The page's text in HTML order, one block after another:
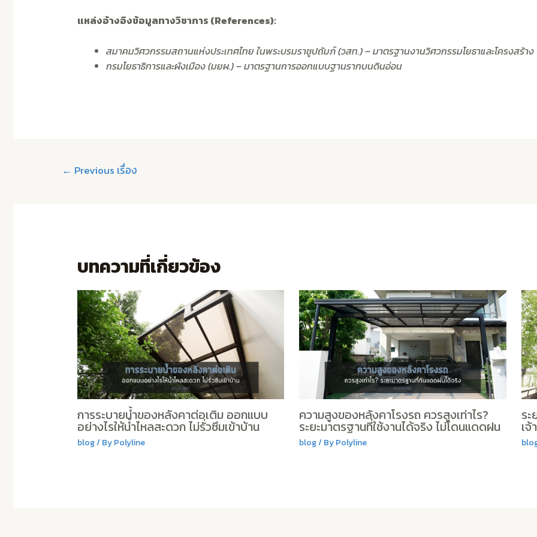
แหล่งอ้างอิงข้อมูลทางวิชาการ (References):
สมาคมวิศวกรรมสถานแห่งประเทศไทย ในพระบรมราชูปถัมภ์ (วสท.) – มาตรฐานงานวิศวกรรมโยธาและโครงสร้าง
กรมโยธาธิการและผังเมือง (มยผ.) – มาตรฐานการออกแบบฐานรากบนดินอ่อน
← Previous เรื่อง
บทความที่เกี่ยวข้อง
การระบายน้ำของหลังคาต่อเติม ออกแบบ
อย่างไรให้น้ำไหลสะดวก ไม่รั่วซึมเข้าบ้าน
blog/ ByPolyline
ความสูงของหลังคาโรงรถ ควรสูงเท่าไร?
ระยะมาตรฐานที่ใช้งานได้จริง ไม่โดนแดดฝน
blog/ ByPolyline
ร
เ